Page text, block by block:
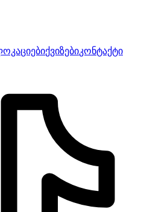
ქვიზებიკონტაქტი